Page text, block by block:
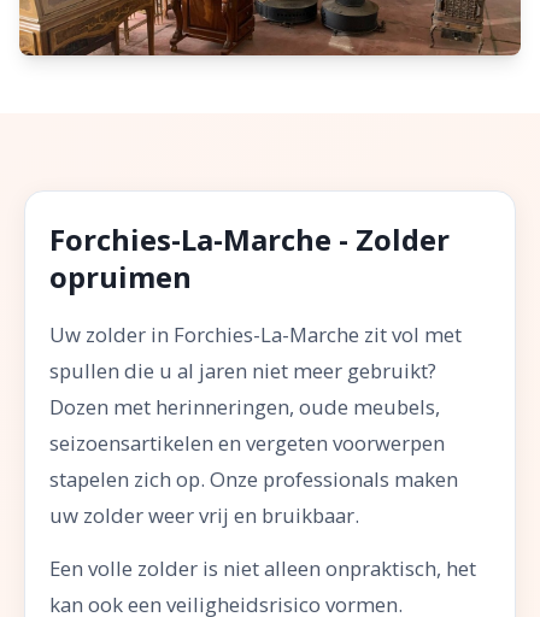
Forchies-La-Marche - Zolder
opruimen
Uw zolder in Forchies-La-Marche zit vol met
spullen die u al jaren niet meer gebruikt?
Dozen met herinneringen, oude meubels,
seizoensartikelen en vergeten voorwerpen
stapelen zich op. Onze professionals maken
uw zolder weer vrij en bruikbaar.
Een volle zolder is niet alleen onpraktisch, het
kan ook een veiligheidsrisico vormen.